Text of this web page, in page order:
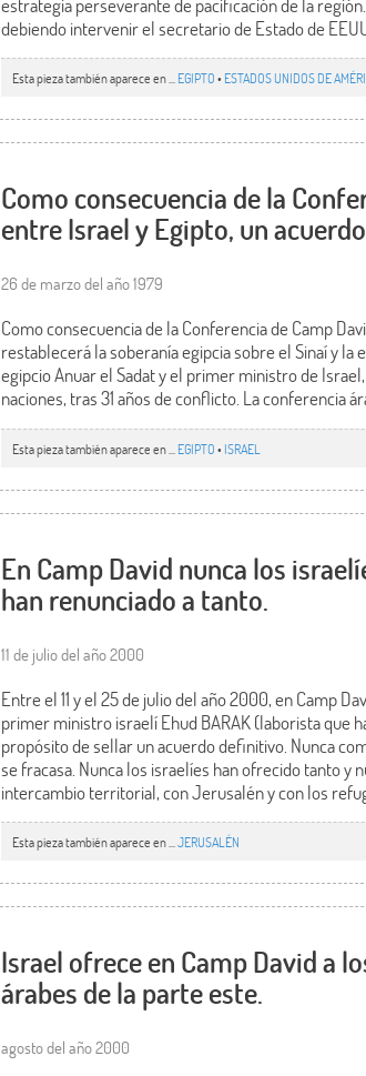
debiendo intervenir el secretario de Estado de
Esta pieza también aparece en ...EGIPTO• ESTADOS UNIDOS DE
Como consecuencia de la
entre Israel y Egipto, un
26 de marzo del año 1979
Como consecuencia de la Conferencia de Camp
restablecerá la soberanía egipcia sobre el Sinaí y
egipcio Anuar el Sadat y el primer ministro de
naciones, tras 31 años de conflicto. La conferencia
Esta pieza también aparece en ... EGIPTO• ISRAEL
En Camp David nunca los
han renunciado a tanto.
11 de julio del año 2000
Entre el 11 y el 25 de julio del año 2000, en Camp
primer ministro israelí Ehud BARAK (laborista que
propósito de sellar un acuerdo definitivo. Nunca
se fracasa. Nunca los israelíes han ofrecido tanto y
intercambio territorial, con Jerusalén y con los
Esta pieza también aparece en ...JERUSALÉN
Israel ofrece en Camp David a
árabes de la parte este.
agosto del año 2000